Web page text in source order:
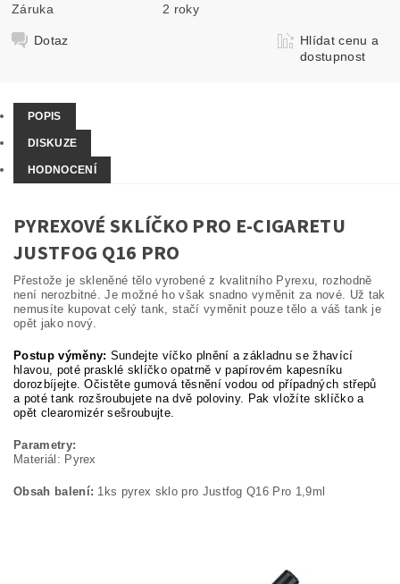
Záruka 2 roky
Dotaz
Hlídat cenu a
dostupnost
POPIS
DISKUZE
HODNOCENÍ
PYREXOVÉ SKLÍČKO PRO E-CIGARETU
JUSTFOG Q16 PRO
Přestože je skleněné tělo vyrobené z kvalitního Pyrexu, rozhodně
není nerozbitné. Je možné ho však snadno vyměnit za nové. Už tak
nemusíte kupovat celý tank, stačí vyměnit pouze tělo a váš tank je
opět jako nový.
Postup výměny: Sundejte víčko plnění a základnu se žhavící
hlavou, poté prasklé sklíčko opatrně v papírovém kapesníku
dorozbíjejte. Očistěte gumová těsnění vodou od případných střepů
a poté tank rozšroubujete na dvě poloviny. Pak vložíte sklíčko a
opět clearomizér sešroubujte.
Parametry:
Materiál: Pyrex
Obsah balení: 1ks pyrex sklo pro Justfog Q16 Pro 1,9ml